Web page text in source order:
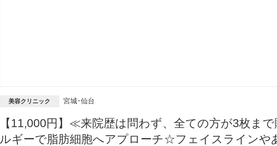
美容クリニック 宮城･仙台
【11,000円】≪来院歴は問わず、全ての方が3枚ま
ルギーで脂肪細胞へアプローチ☆フェイスラインや